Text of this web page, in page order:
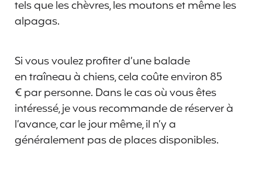
tels que les chèvres, les moutons et même les
alpagas.
Si vous voulez profiter d’une balade
en traîneau à chiens, cela coûte environ 85
€ par personne. Dans le cas où vous êtes
intéressé, je vous recommande de réserver à
l’avance, car le jour même, il n’y a
généralement pas de places disponibles.